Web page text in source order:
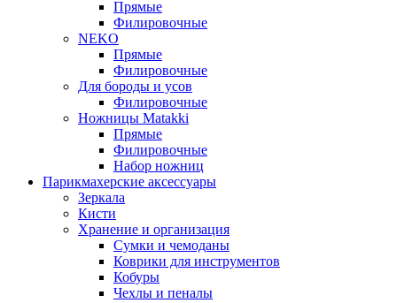
Прямые
Филировочные
NEKO
Прямые
Филировочные
Для бороды и усов
Филировочные
Ножницы Matakki
Прямые
Филировочные
Набор ножниц
Парикмахерские аксессуары
Зеркала
Кисти
Хранение и организация
Сумки и чемоданы
Коврики для инструментов
Кобуры
Чехлы и пеналы